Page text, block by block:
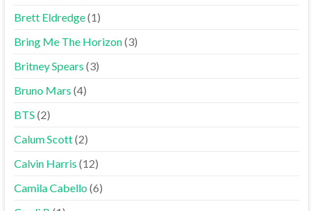
Brett Eldredge(1)
Bring Me The Horizon(3)
Britney Spears (3)
Bruno Mars (4)
BTS (2)
Calum Scott(2)
Calvin Harris (12)
Camila Cabello(6)